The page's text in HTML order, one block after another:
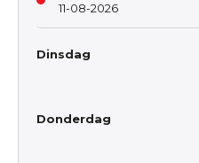
11-08-2026
Dinsdag
Donderdag